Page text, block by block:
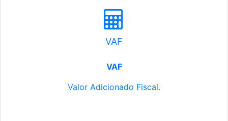
VAF
VAF
Valor Adicionado Fiscal.